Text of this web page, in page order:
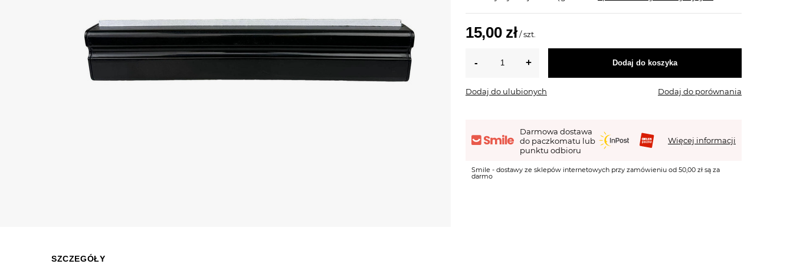
15,00 zł /szt.
Dodaj do koszyka
Dodaj do ulubionych Dodaj do porównania
Darmowa dostawa
do paczkomatu lub
punktu odbioru
Więcej informacji
Smile - dostawy ze sklepów internetowych przy zamówieniu od 50,00 zł są za
darmo
SZCZEGÓŁY